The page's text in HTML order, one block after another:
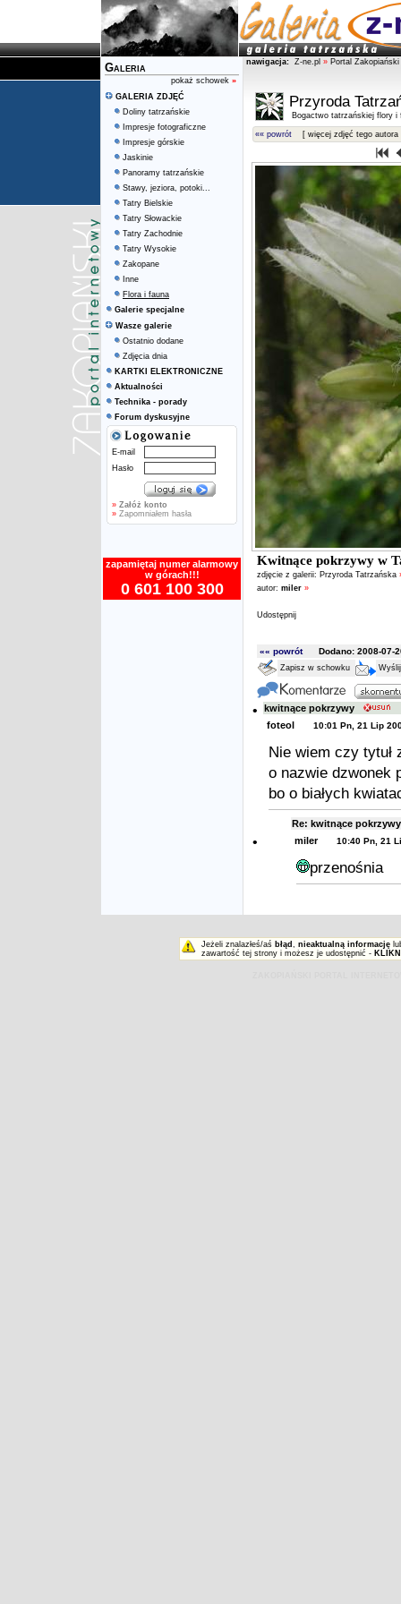
Galeria
pokaż schowek »
GALERIA ZDJĘĆ
Doliny tatrzańskie
Impresje fotograficzne
Impresje górskie
Jaskinie
Panoramy tatrzańskie
Stawy, jeziora, potoki...
Tatry Bielskie
Tatry Słowackie
Tatry Zachodnie
Tatry Wysokie
Zakopane
Inne
Flora i fauna
Galerie specjalne
Wasze galerie
Ostatnio dodane
Zdjęcia dnia
KARTKI ELEKTRONICZNE
Aktualności
Technika - porady
Forum dyskusyjne
E-mail
Hasło
» Załóż konto
» Zapomniałem hasła
zapamiętaj numer alarmowy
w górach!!!
0 601 100 300
nawigacja: Z-ne.pl » Portal Zakopiański
Przyroda
Bogactwo tatrzańskiej flory i
«« powrót [ więcej zdjęć tego autora
Kwitnące pokrzywy w
zdjęcie z galerii: Przyroda Tatrzańska
autor: miler »
Udostępnij
«« powrótDodano: 2008-07-
Zapisz w schowku
•
kwitnące pokrzywy
foteol
10:01 Pn, 21 Lip
Nie wiem czy
o nazwie dzwonek
bo o białych
•
Re: kwitnące
miler
10:40 Pn, 21
przenośnia
Jeżeli znalazłeś/aś błąd , nieaktualną informację
zawartość tej strony i możesz je udostępnić -